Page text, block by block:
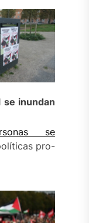
se inundan
se
pro-